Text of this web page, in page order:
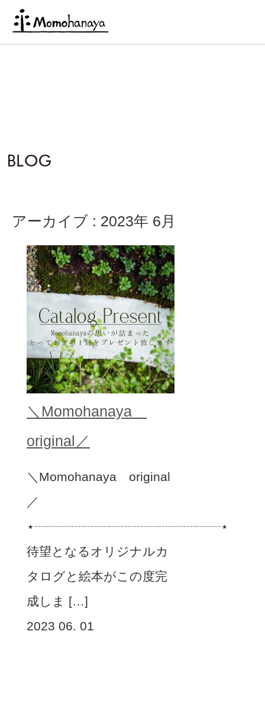
アーカイブ : 2023年 6月
＼Momohanaya
original／
＼Momohanaya original
／
⋆┈┈┈┈┈┈┈┈┈┈┈┈┈┈┈⋆
待望となるオリジナルカ
タログと絵本がこの度完
成しま […]
2023 06. 01